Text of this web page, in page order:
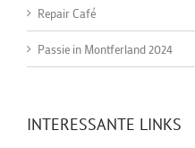
Repair Café
Passie in Montferland 2024
INTERESSANTE LINKS